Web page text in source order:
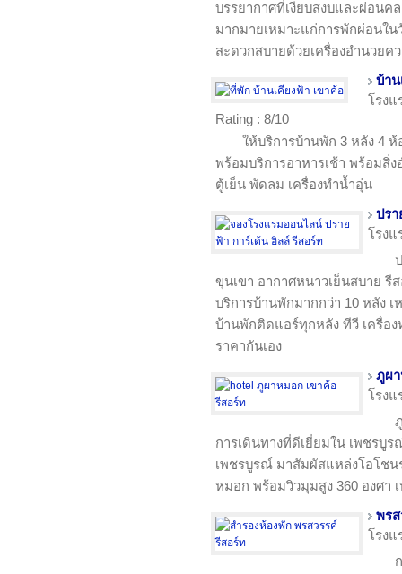
บรรยากาศที่เงียบสงบและผ่อนค
มากมายเหมาะแก่การพักผ่อนใ
สะดวกสบายด้วยเครื่องอำนวย
บ้าน
โรง
Rating : 8/10
ให้บริการบ้านพัก 3 หลัง 4
พร้อมบริการอาหารเช้า พร้อมสิ่
ตู้เย็น พัดลม เครื่องทำน้ำอุ่น
ปรา
โรง
ขุนเขา อากาศหนาวเย็นสบาย
บริการบ้านพักมากกว่า 10 หลัง
บ้านพักติดแอร์ทุกหลัง ทีวี เครื่อ
ราคากันเอง
ภูผ
โรง
การเดินทางที่ดีเยี่ยมใน เพชรบู
เพชรบูรณ์ มาสัมผัสแหล่งโอโชน
หมอก พร้อมวิวมุมสูง 360 องศา
พร
โรง